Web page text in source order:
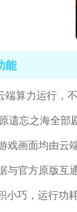
能
算力运行，
遗忘之海全部
戏画面均由云
与官方原版互
巧，运行功